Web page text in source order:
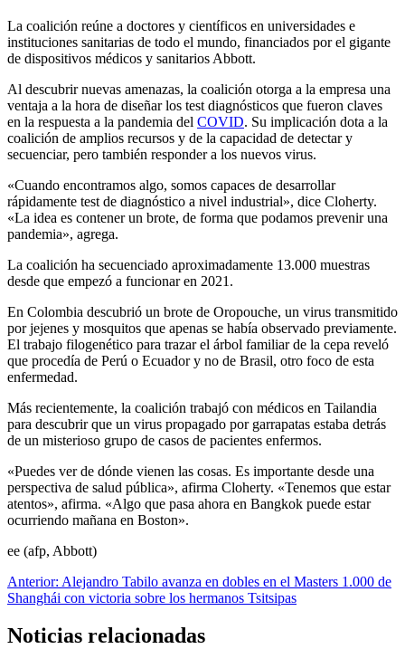
La coalición reúne a doctores y científicos en universidades e
instituciones sanitarias de todo el mundo, financiados por el gigante
de dispositivos médicos y sanitarios Abbott.
Al descubrir nuevas amenazas, la coalición otorga a la empresa una
ventaja a la hora de diseñar los test diagnósticos que fueron claves
en la respuesta a la pandemia del COVID. Su implicación dota a la
coalición de amplios recursos y de la capacidad de detectar y
secuenciar, pero también responder a los nuevos virus.
«Cuando encontramos algo, somos capaces de desarrollar
rápidamente test de diagnóstico a nivel industrial», dice Cloherty.
«La idea es contener un brote, de forma que podamos prevenir una
pandemia», agrega.
La coalición ha secuenciado aproximadamente 13.000 muestras
desde que empezó a funcionar en 2021.
En Colombia descubrió un brote de Oropouche, un virus transmitido
por jejenes y mosquitos que apenas se había observado previamente.
El trabajo filogenético para trazar el árbol familiar de la cepa reveló
que procedía de Perú o Ecuador y no de Brasil, otro foco de esta
enfermedad.
Más recientemente, la coalición trabajó con médicos en Tailandia
para descubrir que un virus propagado por garrapatas estaba detrás
de un misterioso grupo de casos de pacientes enfermos.
«Puedes ver de dónde vienen las cosas. Es importante desde una
perspectiva de salud pública», afirma Cloherty. «Tenemos que estar
atentos», afirma. «Algo que pasa ahora en Bangkok puede estar
ocurriendo mañana en Boston».
ee (afp, Abbott)
Navegación
de
entradas
Anterior: Alejandro Tabilo avanza en dobles en el Masters 1.000 de
Shanghái con victoria sobre los hermanos Tsitsipas
Noticias relacionadas